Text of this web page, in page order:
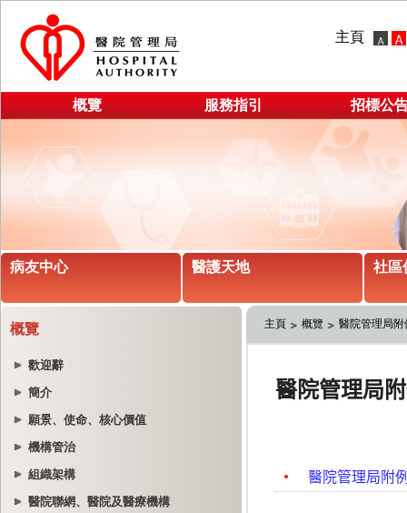
主頁
概覽 服務指引 招標公
病友中心 醫護天地 社區
概覽
歡迎辭
簡介
願景、使命、核心價值
機構管治
組織架構
醫院聯網、醫院及醫療機構
主頁 概覽 醫院管理局附